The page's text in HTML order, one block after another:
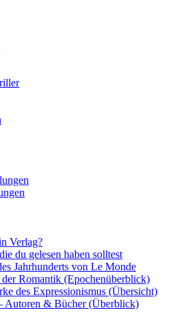
Verlag?
du gelesen haben solltest
Jahrhunderts von Le Monde
Romantik (Epochenüberblick)
des Expressionismus (Übersicht)
Autoren & Bücher (Überblick)